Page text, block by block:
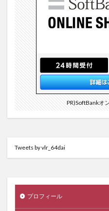
PR)SoftBankオ
Tweets by vlr_64dai
プロフィール